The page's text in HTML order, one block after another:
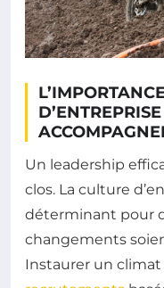
Un leadership
clos. La culture
déterminant pour
changements
Instaurer un climat